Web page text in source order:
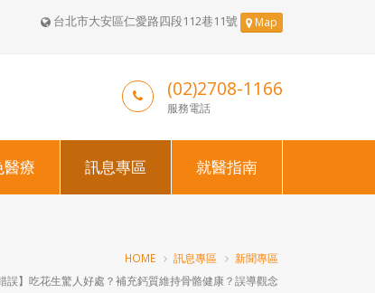
台北市大安區仁愛路四段112巷11號 Map
(02)2708-1166
服務電話
醫療 訊息專區 就醫指南
HOME 訊息專區
新聞專區
錯誤】吃花生驚人好處？補充鈣質維持骨骼健康？誤導觀念